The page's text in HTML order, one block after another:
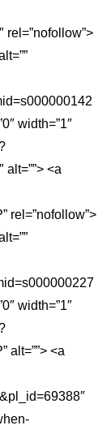
width=”1″
<a
rel=”nofollow”>
width=”1″
alt=””> <a